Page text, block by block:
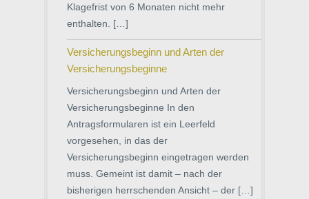
Klagefrist von 6 Monaten nicht mehr
enthalten. […]
Versicherungsbeginn und Arten der
Versicherungsbeginne
Versicherungsbeginn und Arten der
Versicherungsbeginne In den
Antragsformularen ist ein Leerfeld
vorgesehen, in das der
Versicherungsbeginn eingetragen werden
muss. Gemeint ist damit – nach der
bisherigen herrschenden Ansicht – der […]